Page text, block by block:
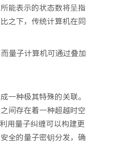
能表示的状态数将呈指
之下，传统计算机在同
量子计算机可通过叠加
一种极其特殊的关联。
间存在着一种超越时空
用量子纠缠可以构建更
全的量子密钥分发，确